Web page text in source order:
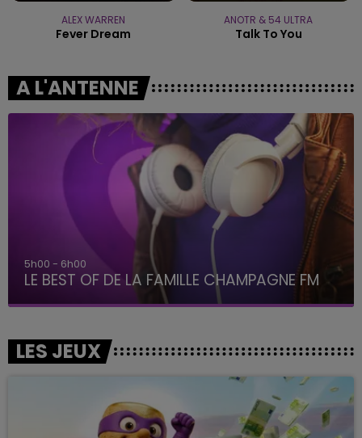
ALEX WARREN
Fever Dream
ANOTR & 54 ULTRA
Talk To You
A L'ANTENNE
5h00 - 6h00
LE BEST OF DE LA FAMILLE CHAMPAGNE FM
LES JEUX